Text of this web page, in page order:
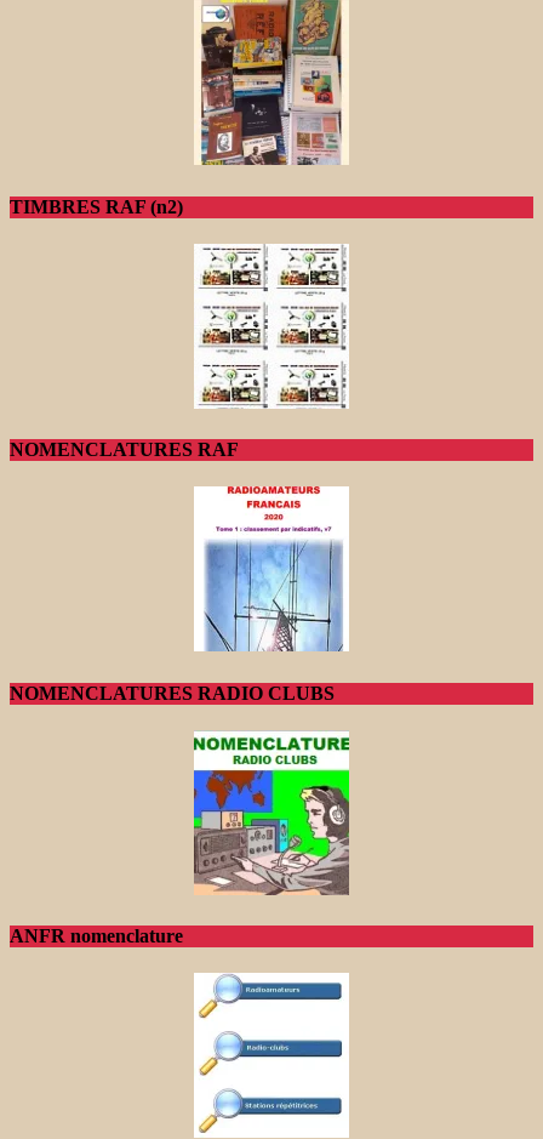
TIMBRES RAF (n2)
NOMENCLATURES RAF
NOMENCLATURES RADIO CLUBS
ANFR nomenclature